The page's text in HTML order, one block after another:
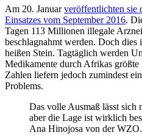
Am 20. Januarveröffentlichten sie
Einsatzes vom September 2016.
Tagen 113 Millionen illegale
beschlagnahmt werden. Doch dies
heißen Stein. Tagtäglich werden
Medikamente durch Afrikas
Zahlen liefern jedoch zumindest
Problems.
Das volle Ausmaß lässt sich
aber die Lage ist wirklich
Ana Hinojosa von der WZO.